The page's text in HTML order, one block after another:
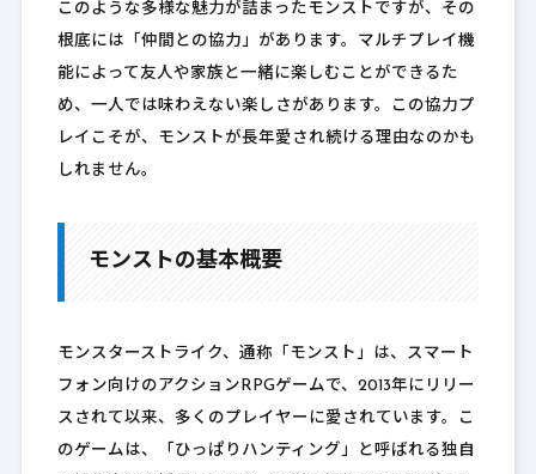
このような多様な魅力が詰まったモンストですが、その
根底には「仲間との協力」があります。マルチプレイ機
能によって友人や家族と一緒に楽しむことができるた
め、一人では味わえない楽しさがあります。この協力プ
レイこそが、モンストが長年愛され続ける理由なのかも
しれません。
モンストの基本概要
モンスターストライク、通称「モンスト」は、スマート
フォン向けのアクションRPGゲームで、2013年にリリー
スされて以来、多くのプレイヤーに愛されています。こ
のゲームは、「ひっぱりハンティング」と呼ばれる独自